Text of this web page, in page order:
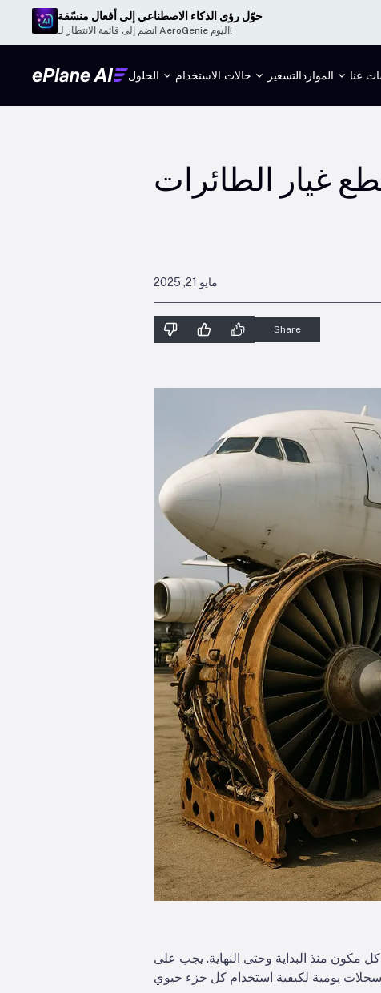
حوّل رؤى الذكاء الاصطناعي إلى أفعال منسّقة
انضم إلى قائمة الانتظار لـ AeroGenie اليوم!
الحلول حالات الاستخدام التسعيرالموارد عنا
غيار الطائرات
مايو 21, 2025
Share
مكون منذ البداية وحتى النهاية. يجب على